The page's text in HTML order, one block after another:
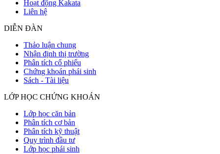
Hoạt động Kakata
Liên hệ
DIỄN ĐÀN
Thảo luận chung
Nhận định thị trường
Phân tích cổ phiếu
Chứng khoán phái sinh
Sách - Tài liệu
LỚP HỌC CHỨNG KHOÁN
Lớp học căn bản
Phân tích cơ bản
Phân tích kỹ thuật
Quy trình đầu tư
Lớp học phái sinh